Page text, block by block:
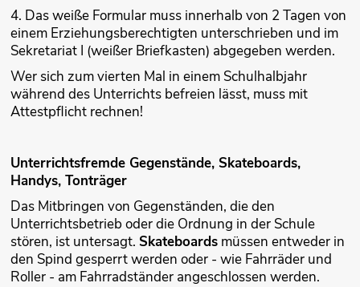
4. Das weiße Formular muss innerhalb von 2 Tagen von
einem Erziehungsberechtigten unterschrieben und im
Sekretariat I (weißer Briefkasten) abgegeben werden.
Wer sich zum vierten Mal in einem Schulhalbjahr
während des Unterrichts befreien lässt, muss mit
Attestpflicht rechnen!
Unterrichtsfremde Gegenstände, Skateboards,
Handys, Tonträger
Das Mitbringen von Gegenständen, die den
Unterrichtsbetrieb oder die Ord­nung in der Schule
stören, ist untersagt. Skateboardsmüssen entweder in
den Spind gesperrt werden oder - wie Fahrräder und
Roller - am Fahrradständer angeschlossen werden.